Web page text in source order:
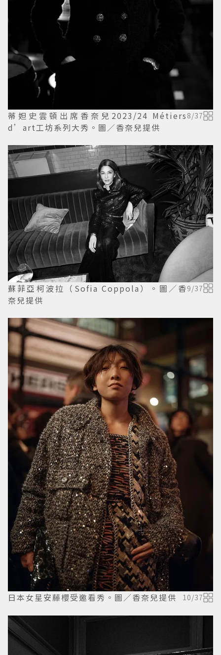
蒂妲史雲頓出席香奈兒2023/24 Métiers
d’art工坊系列大秀。圖／香奈兒提供
8/37
蘇菲亞柯波拉（Sofia Coppola）。圖／香
奈兒提供
9/37
日本女星安藤櫻受邀看秀。圖／香奈兒提供 10/37